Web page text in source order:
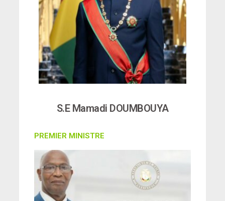
S.E Mamadi DOUMBOUYA
PREMIER MINISTRE